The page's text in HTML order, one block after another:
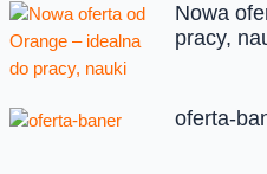
Nowa
pracy,
oferta-